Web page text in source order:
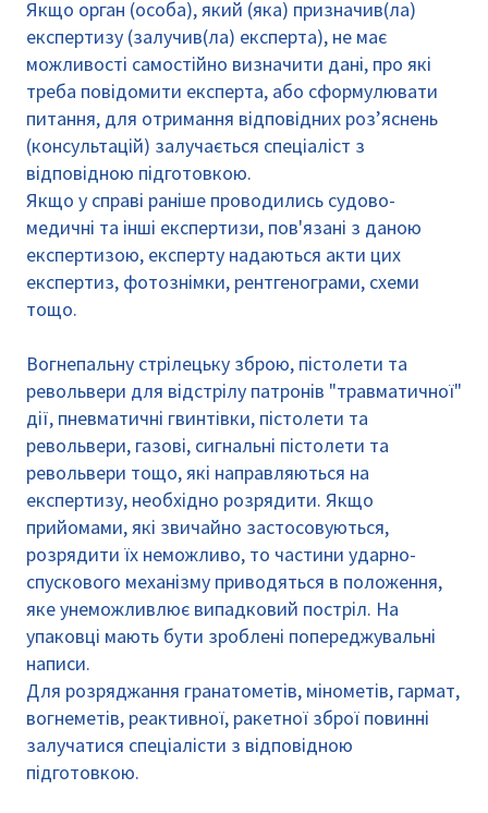
Якщо орган (особа), який (яка) призначив(ла)
експертизу (залучив(ла) експерта), не має
можливості самостійно визначити дані, про які
треба повідомити експерта, або сформулювати
питання, для отримання відповідних роз’яснень
(консультацій) залучається спеціаліст з
відповідною підготовкою.
Якщо у справі раніше проводились судово-
медичні та інші експертизи, пов'язані з даною
експертизою, експерту надаються акти цих
експертиз, фотознімки, рентгенограми, схеми
тощо.
Вогнепальну стрілецьку зброю, пістолети та
револьвери для відстрілу патронів "травматичної"
дії, пневматичні гвинтівки, пістолети та
револьвери, газові, сигнальні пістолети та
револьвери тощо, які направляються на
експертизу, необхідно розрядити. Якщо
прийомами, які звичайно застосовуються,
розрядити їх неможливо, то частини ударно-
спускового механізму приводяться в положення,
яке унеможливлює випадковий постріл. На
упаковці мають бути зроблені попереджувальні
написи.
Для розряджання гранатометів, мінометів, гармат,
вогнеметів, реактивної, ракетної зброї повинні
залучатися спеціалісти з відповідною
підготовкою.